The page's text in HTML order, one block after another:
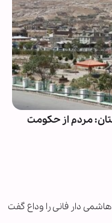
آمادگی
دار فانی را وداع گفت